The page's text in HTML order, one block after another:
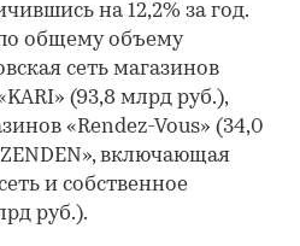
на 12,2% за год.
общему объему
сеть магазинов
(93,8 млрд руб.),
«Rendez-Vous» (34,0
включающая
и собственное
руб.).